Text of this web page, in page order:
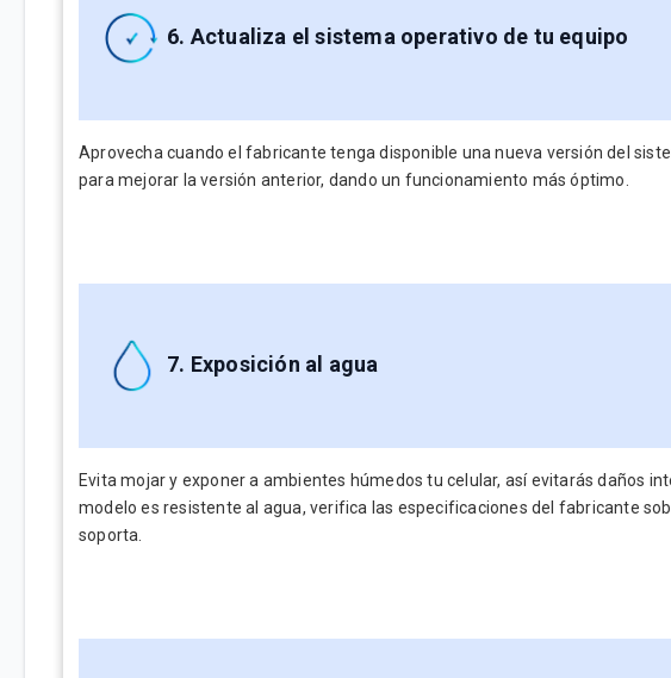
6. Actualiza el sistema operativo de tu equipo
Aprovecha cuando el fabricante tenga disponible una nueva versión del
para mejorar la versión anterior, dando un funcionamiento más óptimo.
7. Exposición al agua
Evita mojar y exponer a ambientes húmedos tu celular, así evitarás daños
modelo es resistente al agua, verifica las especificaciones del fabricante
soporta.